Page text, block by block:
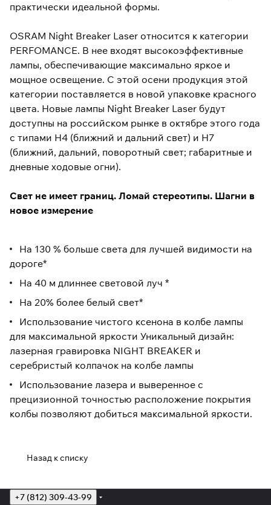
практически идеальной формы.
OSRAM Night Breaker Laser относится к категории
PERFOMANCE. В нее входят высокоэффективные
лампы, обеспечивающие максимально яркое и
мощное освещение. С этой осени продукция этой
категории поставляется в новой упаковке красного
цвета. Новые лампы Night Breaker Laser будут
доступны на российском рынке в октябре этого года
с типами H4 (ближний и дальний свет) и H7
(ближний, дальний, поворотный свет; габаритные и
дневные ходовые огни).
Свет не имеет границ. Ломай стереотипы. Шагни в
новое измерение
На 130 % больше света для лучшей видимости на
дороге*
На 40 м длиннее световой луч *
На 20% более белый свет*
Использование чистого ксенона в колбе лампы
для максимальной яркости Уникальный дизайн:
лазерная гравировка NIGHT BREAKER и
серебристый колпачок на колбе лампы
Использование лазера и выверенное с
прецизионной точностью расположение покрытия
колбы позволяют добиться максимальной яркости.
Назад к списку
+7 (812) 309-43-99